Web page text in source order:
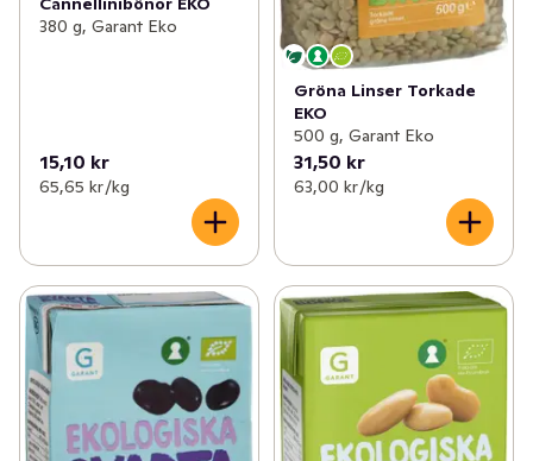
380 g, Garant Eko
15,10 kr
65,65 kr /kg
Gröna Linser Torkade
EKO
500 g, Garant Eko
31,50 kr
63,00 kr /kg